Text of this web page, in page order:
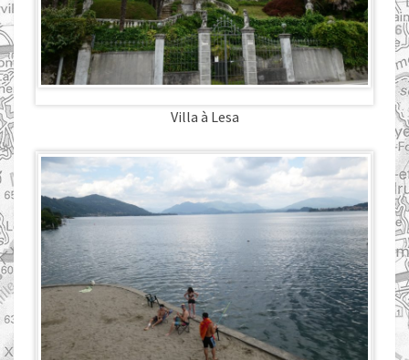
Villa à Lesa